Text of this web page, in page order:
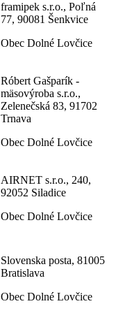
framipek s.r.o., Poľná
77, 90081 Šenkvice
Obec Dolné Lovčice
Róbert Gašparík -
mäsovýroba s.r.o.,
Zelenečská 83, 91702
Trnava
Obec Dolné Lovčice
AIRNET s.r.o., 240,
92052 Siladice
Obec Dolné Lovčice
Slovenska posta, 81005
Bratislava
Obec Dolné Lovčice